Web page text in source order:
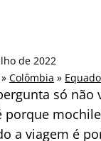
de 2022
» Colômbia »
só não
a viagem é